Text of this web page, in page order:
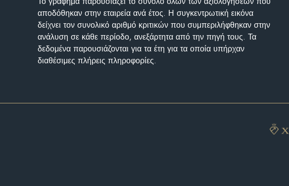
αποδόθηκαν στην εταιρεία ανά έτος. Η συγκεντρωτική εικόνα
δείχνει τον συνολικό αριθμό κριτικών που συμπεριλήφθηκαν στην
ανάλυση σε κάθε περίοδο, ανεξάρτητα από την πηγή τους. Τα
δεδομένα παρουσιάζονται για τα έτη για τα οποία υπήρχαν
διαθέσιμες πλήρεις πληροφορίες.